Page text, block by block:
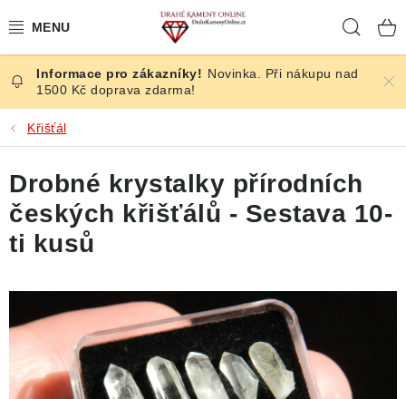
na
ČESKÉ KAMENY
ŠPERKY
KAMENY ZE SVĚTA
BROUŠENÉ
ÚČINKY
KRYSTALY
Novinka. Při nákupu nad
1500 Kč doprava zdarma!
Křišťál
Drobné krystalky přírodních
českých křišťálů - Sestava 10-
ti kusů